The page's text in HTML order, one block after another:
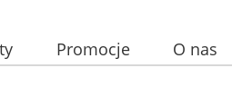
Promocje O nas